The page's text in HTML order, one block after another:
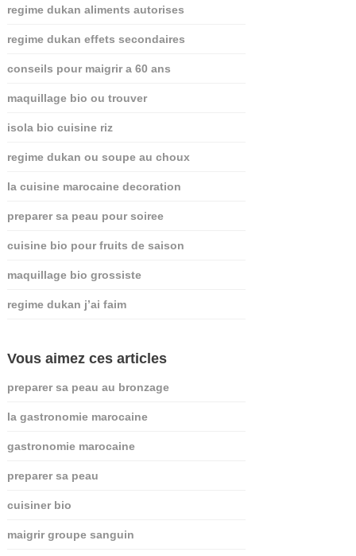
regime dukan aliments autorises
regime dukan effets secondaires
conseils pour maigrir a 60 ans
maquillage bio ou trouver
isola bio cuisine riz
regime dukan ou soupe au choux
la cuisine marocaine decoration
preparer sa peau pour soiree
cuisine bio pour fruits de saison
maquillage bio grossiste
regime dukan j’ai faim
Vous aimez ces articles
preparer sa peau au bronzage
la gastronomie marocaine
gastronomie marocaine
preparer sa peau
cuisiner bio
maigrir groupe sanguin